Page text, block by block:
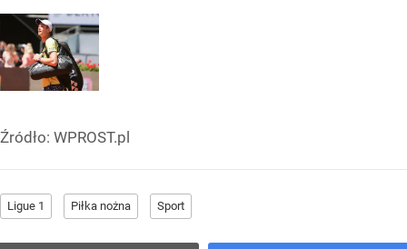
Źródło: WPROST.pl
Ligue 1 Piłka nożna Sport